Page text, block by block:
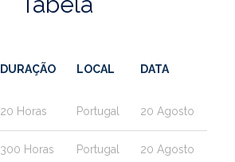
DURAÇÃO LOCAL DATA
20 Horas Portugal 20 Agosto
300 Horas Portugal 20 Agosto